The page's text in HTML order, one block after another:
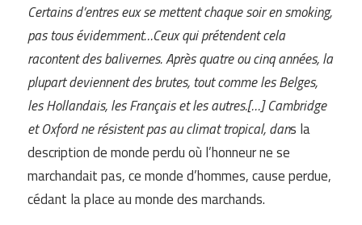
Certains d’entres eux se mettent chaque soir en smoking,
pas tous évidemment…Ceux qui prétendent cela
racontent des balivernes. Après quatre ou cinq années, la
plupart deviennent des brutes, tout comme les Belges,
les Hollandais, les Français et les autres.[…] Cambridge
et Oxford ne résistent pas au climat tropical, dans la
description de monde perdu où l’honneur ne se
marchandait pas, ce monde d’hommes, cause perdue,
cédant la place au monde des marchands.